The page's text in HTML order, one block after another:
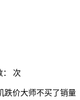
次
价大师不买了销量